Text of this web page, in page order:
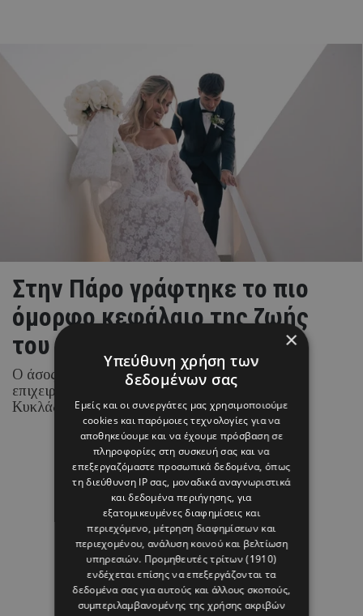
Στην Πάρο γράφτηκε το πιο
όμορφο κεφάλαιο της ζωής
του Brahim Díaz
Ο άσος της Real Madrid και η Ισπανίδα
επιχειρηματίας και content creator επέλεξαν τις
Κυκλάδες για την ιδιαίτερη αυτή περίσταση.
08 ΑΥΓΟΥΣΤΟΥ 26 - 17:01
Margarita Psichi
×
Υπεύθυνη χρήση των
δεδομένων σας
Εμείς και οι συνεργάτες μας χρησιμοποιούμε
cookies και παρόμοιες τεχνολογίες για να
αποθηκεύουμε και να έχουμε πρόσβαση σε
πληροφορίες στη συσκευή σας και να
επεξεργαζόμαστε προσωπικά δεδομένα, όπως
τη διεύθυνση IP σας, μοναδικά αναγνωριστικά
και δεδομένα περιήγησης, για
εξατομικευμένες διαφημίσεις και
περιεχόμενο, μέτρηση διαφημίσεων και
περιεχομένου, ανάλυση κοινού και βελτίωση
υπηρεσιών. Προμηθευτές τρίτων (1910)
ενδέχεται επίσης να επεξεργάζονται τα
δεδομένα σας για αυτούς και άλλους σκοπούς,
συμπεριλαμβανομένης της χρήσης ακριβών